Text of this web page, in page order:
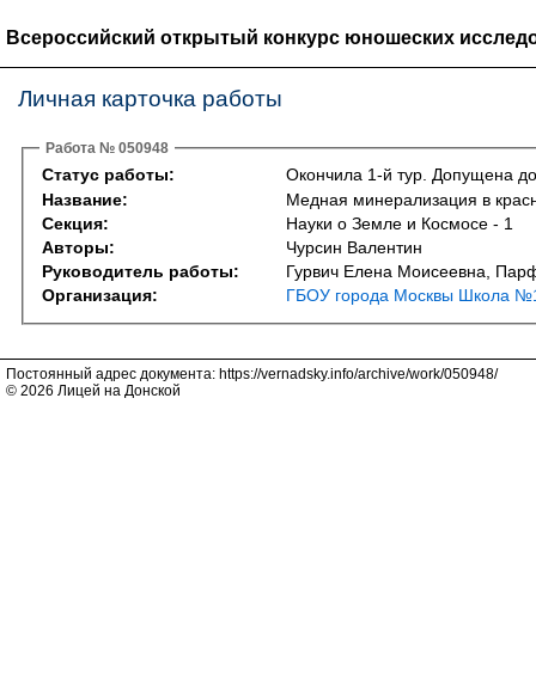
Всероссийский открытый конкурс юношеских
Личная карточка работы
Работа № 050948
Статус работы:
Окончила 1-й тур. Допущена
Название:
Медная минерализация в
Секция:
Науки о Земле и Космосе - 1
Авторы:
Чурсин Валентин
Руководитель работы:
Гурвич Елена Моисеевна,
Организация:
ГБОУ города Москвы Школа
Постоянный адрес документа: https://vernadsky.info/archive/work/050948/
© 2026 Лицей на Донской